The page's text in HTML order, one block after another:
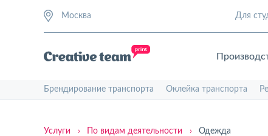
Москва Для
Брендирование транспорта Оклейка транспорта
Услуги › По видам деятельности › Одежда